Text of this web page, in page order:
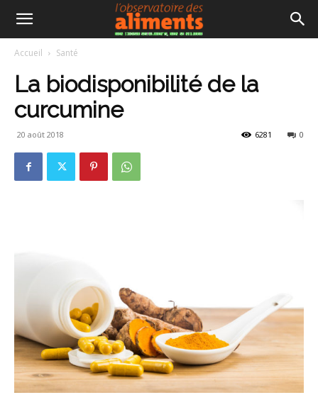
Accueil Santé
La biodisponibilité de la
curcumine
20 août 2018 0
6281